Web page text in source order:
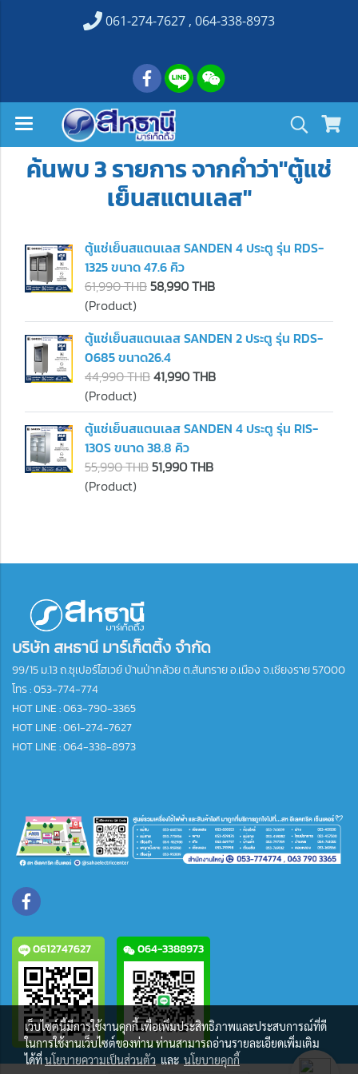
061-274-7627 , 064-338-8973
ค้นพบ 3 รายการ จากคำว่า"ตู้แช่
เย็นสแตนเลส"
ตู้แช่เย็นสแตนเลส SANDEN 4 ประตู รุ่น RDS-
1325 ขนาด 47.6 คิว
61,990 THB58,990 THB
(Product)
ตู้แช่เย็นสแตนเลส SANDEN 2 ประตู รุ่น RDS-
0685 ขนาด26.4
44,990 THB41,990 THB
(Product)
ตู้แช่เย็นสแตนเลส SANDEN 4 ประตู รุ่น RIS-
130S ขนาด 38.8 คิว
55,990 THB51,990 THB
(Product)
บริษัท สหธานี มาร์เก็ตติ้ง จำกัด
99/15 ม.13 ถ.ซุเปอร์ไฮเวย์ บ้านป่ากล้วย ต.สันทราย อ.เมือง จ.เชียงราย 57000
โทร :053-774-774
HOT LINE : 063-790-3365
HOT LINE : 061-274-7627
HOT LINE : 064-338-8973
0612747627 064-3388973
เว็บไซต์นี้มีการใช้งานคุกกี้ เพื่อเพิ่มประสิทธิภาพและประสบการณ์ที่ดี
ในการใช้งานเว็บไซต์ของท่าน ท่านสามารถอ่านรายละเอียดเพิ่มเติม
ได้ที่นโยบายความเป็นส่วนตัว และ นโยบายคุกกี้